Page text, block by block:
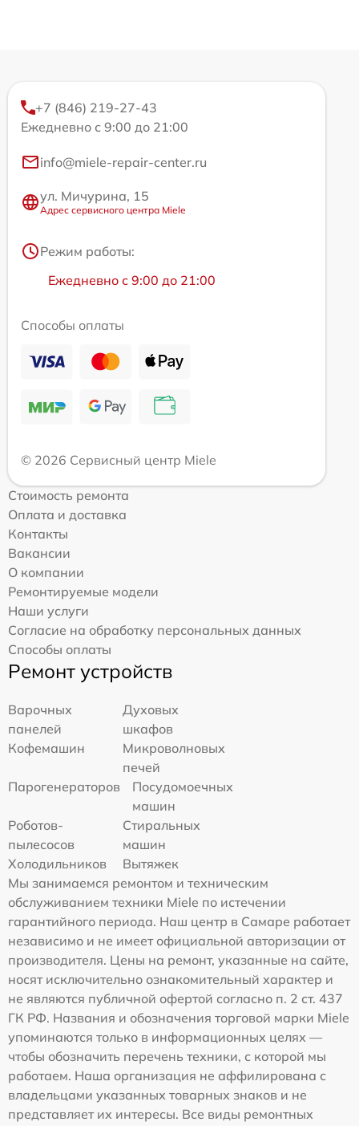
+7 (846) 219-27-43
Ежедневно с 9:00 до 21:00
info@miele-repair-center.ru
ул. Мичурина, 15
Адрес сервисного центра Miele
Режим работы:
Ежедневно с 9:00 до 21:00
Способы оплаты
© 2026 Сервисный центр Miele
Стоимость ремонта
Оплата и доставка
Контакты
Вакансии
О компании
Ремонтируемые модели
Наши услуги
Согласие на обработку персональных данных
Способы оплаты
Ремонт устройств
Варочных
панелей
Духовых
шкафов
Кофемашин
Микроволновых
печей
Парогенераторов
Посудомоечных
машин
Роботов-
пылесосов
Стиральных
машин
Холодильников
Вытяжек
Мы занимаемся ремонтом и техническим
обслуживанием техники Miele по истечении
гарантийного периода. Наш центр в Самаре работает
независимо и не имеет официальной авторизации от
производителя. Цены на ремонт, указанные на сайте,
носят исключительно ознакомительный характер и
не являются публичной офертой согласно п. 2 ст. 437
ГК РФ. Названия и обозначения торговой марки Miele
упоминаются только в информационных целях —
чтобы обозначить перечень техники, с которой мы
работаем. Наша организация не аффилирована с
владельцами указанных товарных знаков и не
представляет их интересы. Все виды ремонтных